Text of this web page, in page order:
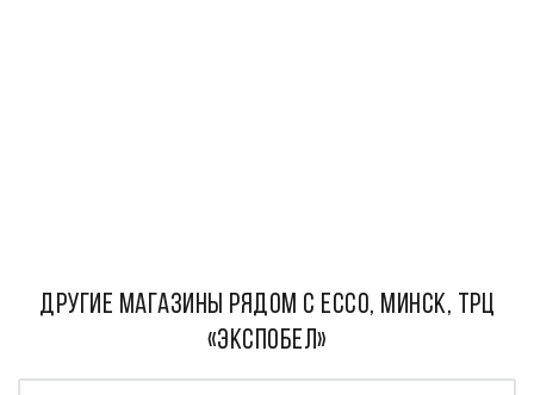
ДРУГИЕ МАГАЗИНЫ РЯДОМ С ECCO, Минск, ТРЦ
«Экспобел»